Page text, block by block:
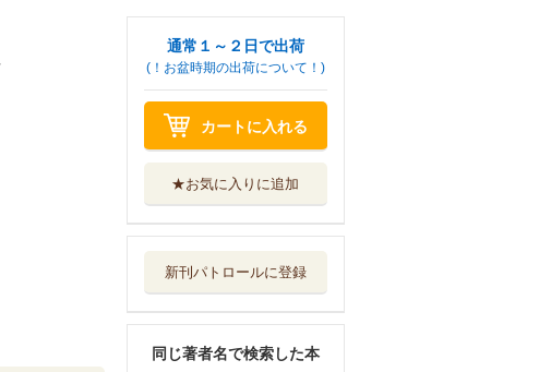
通常１～２日で出荷
(！お盆時期の出荷について！)
カートに入れる
★お気に入りに追加
新刊パトロールに登録
同じ著者名で検索した本
機動戦士ガンダム
サンダーボルト...
機動戦士ガンダム
小学館
機動戦士ガンダム